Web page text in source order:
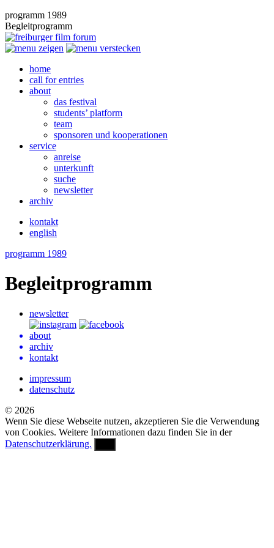
programm 1989
Begleitprogramm
home
call for entries
about
das festival
students’ platform
team
sponsoren und kooperationen
service
anreise
unterkunft
suche
newsletter
archiv
kontakt
english
programm 1989
Begleitprogramm
newsletter
about
archiv
kontakt
impressum
datenschutz
© 2026
Wenn Sie diese Webseite nutzen, akzeptieren Sie die Verwendung
von Cookies. Weitere Informationen dazu finden Sie in der
Datenschutzerklärung.